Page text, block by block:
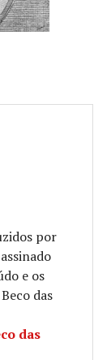
por
e os
das
das